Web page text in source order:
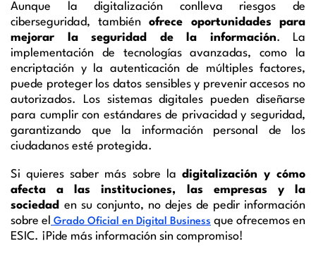
Aunque la digitalización conlleva riesgos de
ciberseguridad, también ofrece oportunidades para
mejorar la seguridad de la información. La
implementación de tecnologías avanzadas, como la
encriptación y la autenticación de múltiples factores,
puede proteger los datos sensibles y prevenir accesos no
autorizados. Los sistemas digitales pueden diseñarse
para cumplir con estándares de privacidad y seguridad,
garantizando que la información personal de los
ciudadanos esté protegida.
Si quieres saber más sobre la digitalización y cómo
afecta a las instituciones, las empresas y la
sociedad en su conjunto, no dejes de pedir información
sobre el Grado Oficial en Digital Business que ofrecemos en
ESIC. ¡Pide más información sin compromiso!